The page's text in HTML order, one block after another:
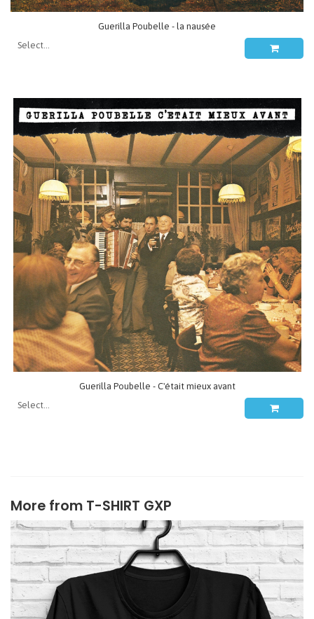
Guerilla Poubelle - la nausée
Guerilla Poubelle - C'était mieux avant
More from T-SHIRT GXP